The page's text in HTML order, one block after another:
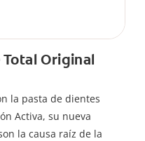
Original
la pasta de dientes
Activa, su nueva
la causa raíz de la